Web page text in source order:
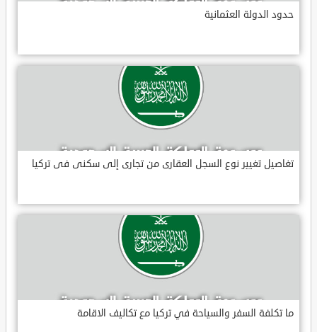
حدود الدولة العثمانية
تغاصيل تغيير نوع السجل العقارى من تجارى إلى سكنى فى تركيا
ما تكلفة السفر والسياحة في تركيا مع تكاليف الاقامة